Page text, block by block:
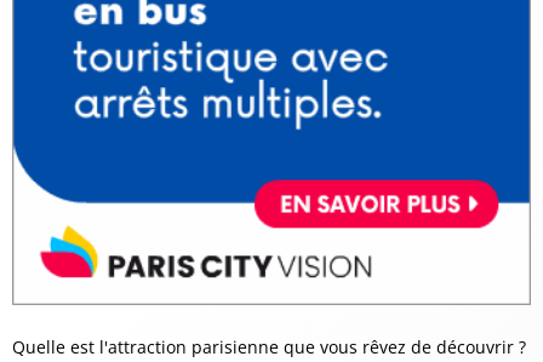
Quelle est l'attraction parisienne que vous rêvez de découvrir ?